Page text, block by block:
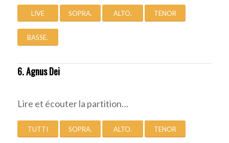
LIVE SOPRA. ALTO. TENOR
BASSE.
6. Agnus Dei
Lire et écouter la partition…
TUTTI SOPRA. ALTO. TENOR